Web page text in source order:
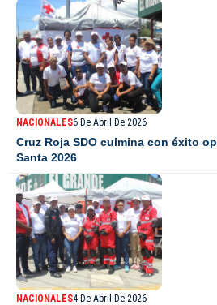
NACIONALES6 De Abril De 2026
Cruz Roja SDO culmina con éxito
Santa 2026
NACIONALES4 De Abril De 2026